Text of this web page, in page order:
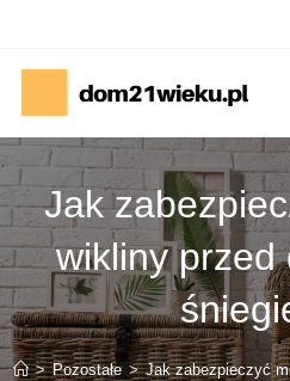
content
Jak
wikliny przed
> Pozostałe > Jak zabezpieczyć